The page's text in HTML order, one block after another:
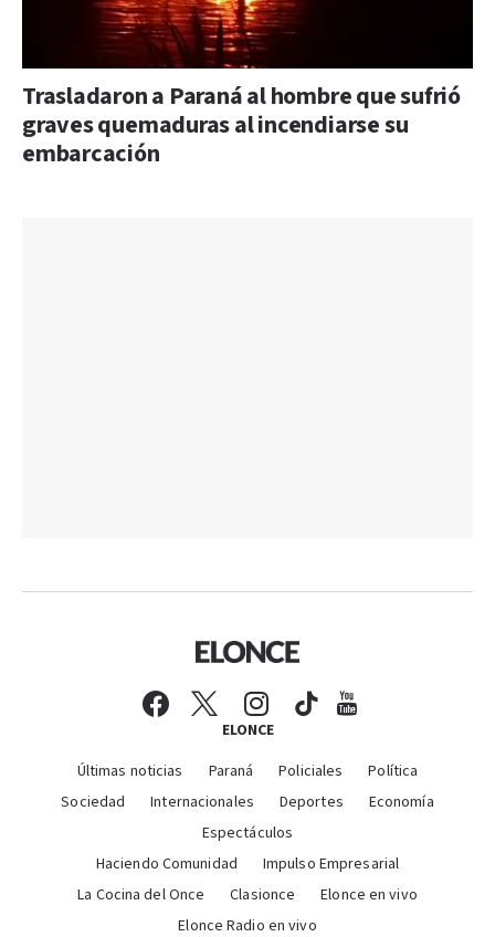
Trasladaron a Paraná al hombre que sufrió
graves quemaduras al incendiarse su
embarcación
ELONCE
Últimas noticias Paraná Policiales
Política
Sociedad
Internacionales Deportes
Economía
Espectáculos
Haciendo Comunidad
Impulso Empresarial
La Cocina del Once
Clasionce
Elonce en vivo
Elonce Radio en vivo